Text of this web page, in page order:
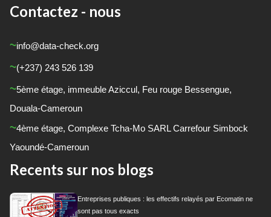
Contactez - nous
info@data-check.org
(+237) 243 526 139
5ème étage, immeuble Aziccul, Feu rouge Bessengue,
Douala-Cameroun
4ème étage, Complexe Tcha-Mo SARL Carrefour Simbock
Yaoundé-Cameroun
Recents sur nos blogs
Entreprises publiques : les effectifs relayés par Ecomatin ne
sont pas tous exacts